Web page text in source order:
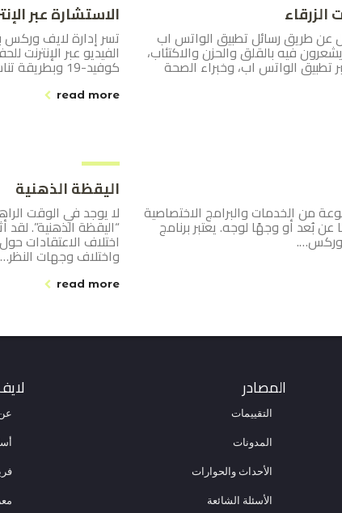
الزرقاء
عن طريق رسائل تطبيق الواتس اب
فيه بالقلق والحزن والاكتئاب،
تطبيق الواتس اب، وخبراء الصحة
الاستشارة عبر
تسر إدارة لايف وركس
الفيديو عبر
كوفيد-19 وبطريقة تناسبك….
read more
من الخدمات والبرامج الاختصاصية
بُعد أو وجهًا لوجه. يعتبر برنامج
وركس….
اليقظة الذهنية
لا يوجد في الوقت
“اليقظة الذهنية”.
اختلاف الاعتقادات
واختلاف وجهات
read more
المصادر
التقييمات
المدونات
الأحداث والحوارات
الأسئلة الشائعة